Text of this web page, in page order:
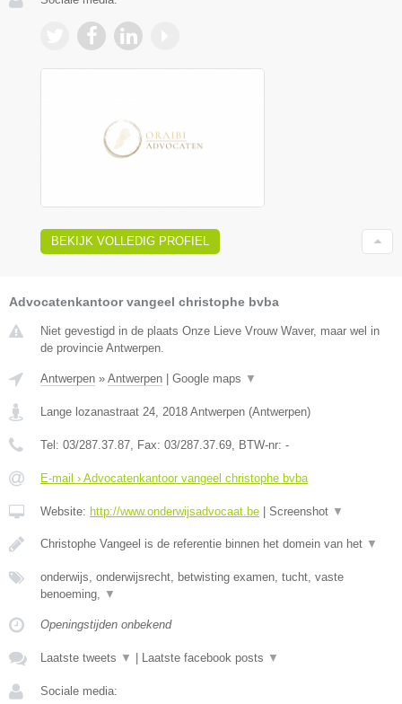
BEKIJK VOLLEDIG PROFIEL
Advocatenkantoor vangeel christophe bvba
Niet gevestigd in de plaats Onze Lieve Vrouw Waver, maar wel in
de provincie Antwerpen.
Antwerpen » Antwerpen Google maps ▼
Lange lozanastraat 24 2018 Antwerpen (Antwerpen)
Tel: 03/287.37.87 , Fax: 03/287.37.69 , BTW-nr: -
E-mail › Advocatenkantoor vangeel christophe bvba
Website: http://www.onderwijsadvocaat.be Screenshot ▼
Christophe Vangeel is de referentie binnen het domein van het ▼
onderwijs, onderwijsrecht, betwisting examen, tucht, vaste
benoeming,
▼
Openingstijden onbekend
Laatste tweets ▼ Laatste facebook posts ▼
Sociale media: